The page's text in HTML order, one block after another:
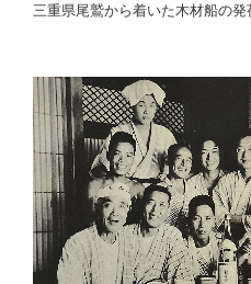
三重県尾鷲から着いた木材船の発